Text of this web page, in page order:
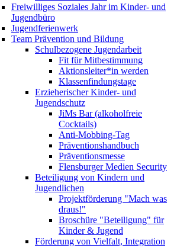
Freiwilliges Soziales Jahr im Kinder- und
Jugendbüro
Jugendferienwerk
Team Prävention und Bildung
Schulbezogene Jugendarbeit
Fit für Mitbestimmung
Aktionsleiter*in werden
Klassenfindungstage
Erzieherischer Kinder- und
Jugendschutz
JiMs Bar (alkoholfreie
Cocktails)
Anti-Mobbing-Tag
Präventionshandbuch
Präventionsmesse
Flensburger Medien Security
Beteiligung von Kindern und
Jugendlichen
Projektförderung "Mach was
draus!"
Broschüre "Beteiligung" für
Kinder & Jugend
Förderung von Vielfalt, Integration